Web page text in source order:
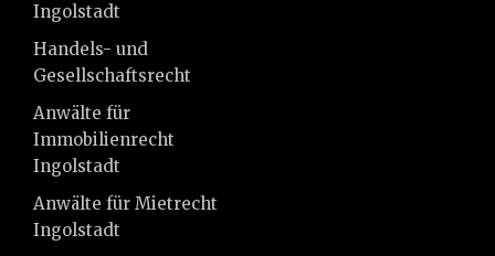
Ingolstadt
Handels- und
Gesellschaftsrecht
Anwälte für
Immobilienrecht
Ingolstadt
Anwälte für Mietrecht
Ingolstadt